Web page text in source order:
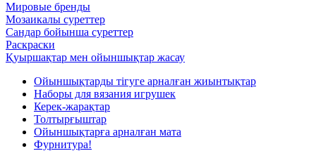
Мировые бренды
Мозаикалы суреттер
Сандар бойынша суреттер
Раскраски
Қуыршақтар мен ойыншықтар жасау
Ойыншықтарды тігуге арналған жиынтықтар
Наборы для вязания игрушек
Керек-жарақтар
Толтырғыштар
Ойыншықтарға арналған мата
Фурнитура!